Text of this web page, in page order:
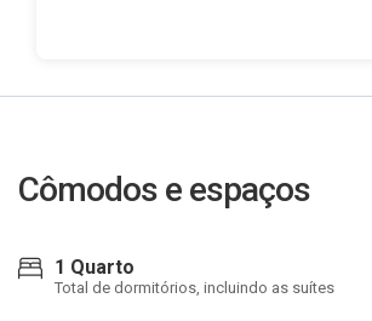
Cômodos e espaços
1 Quarto
Total de dormitórios, incluindo as suítes